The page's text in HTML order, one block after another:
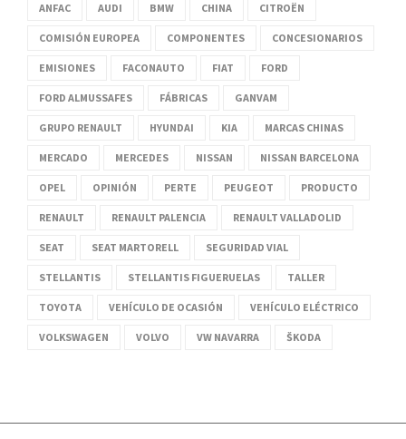
ANFAC AUDI BMW CHINA CITROËN
COMISIÓN EUROPEA COMPONENTES CONCESIONARIOS
EMISIONES FACONAUTO FIAT FORD
FORD ALMUSSAFES FÁBRICAS GANVAM
GRUPO RENAULT HYUNDAI KIA MARCAS CHINAS
MERCADO MERCEDES NISSAN NISSAN BARCELONA
OPEL OPINIÓN PERTE PEUGEOT PRODUCTO
RENAULT RENAULT PALENCIA RENAULT VALLADOLID
SEAT SEAT MARTORELL SEGURIDAD VIAL
STELLANTIS STELLANTIS FIGUERUELAS TALLER
TOYOTA VEHÍCULO DE OCASIÓN VEHÍCULO ELÉCTRICO
VOLKSWAGEN VOLVO VW NAVARRA ŠKODA